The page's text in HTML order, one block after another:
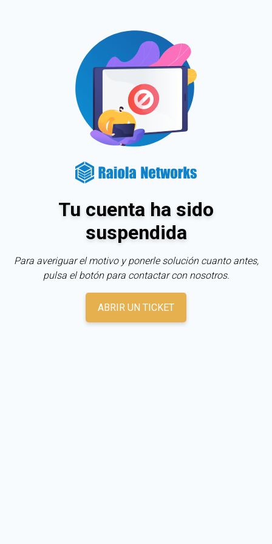
Tu cuenta ha sido
suspendida
Para averiguar el motivo y ponerle solución cuanto antes,
pulsa el botón para contactar con nosotros.
ABRIR UN TICKET